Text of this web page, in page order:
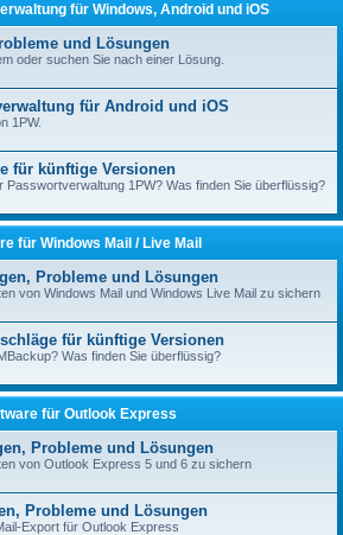
für Windows, Android und iOS
und Lösungen
oder suchen Sie nach einer Lösung.
für Android und iOS
1PW.
für künftige Versionen
Passwortverwaltung 1PW? Was finden Sie überflüssig?
für Windows Mail / Live Mail
Probleme und Lösungen
von Windows Mail und Windows Live Mail zu sichern
für künftige Versionen
Was finden Sie überflüssig?
für Outlook Express
Probleme und Lösungen
von Outlook Express 5 und 6 zu sichern
Probleme und Lösungen
Export für Outlook Express